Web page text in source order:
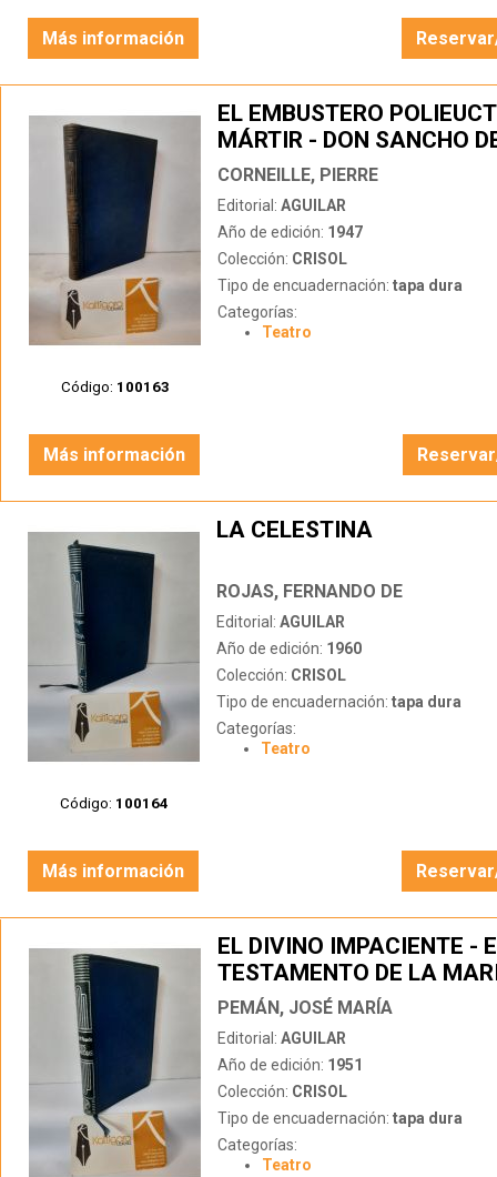
Más información
Código: 100163
EL EMBUSTERO
MÁRTIR - DON SANCHO
ARAGÓN
CORNEILLE, PIERRE
Editorial: AGUILAR
Año de edición: 1947
Colección: CRISOL
Tipo de encuadernación: tapa dura
Categorías:
Teatro
Más información
Código: 100164
LA CELESTINA
ROJAS, FERNANDO DE
Editorial: AGUILAR
Año de edición: 1960
Colección: CRISOL
Tipo de encuadernación: tapa dura
Categorías:
Teatro
Más información
EL DIVINO IMPACIENTE -
TESTAMENTO DE LA
METTERNICH
PEMÁN, JOSÉ MARÍA
Editorial: AGUILAR
Año de edición: 1951
Colección: CRISOL
Tipo de encuadernación: tapa dura
Categorías:
Teatro